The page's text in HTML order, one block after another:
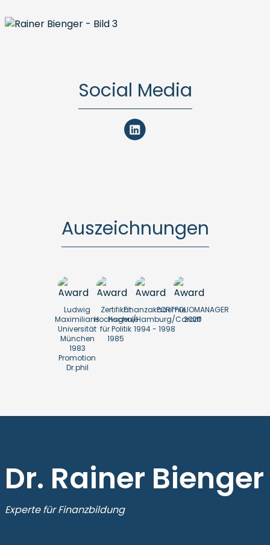
Social Media
Auszeichnungen
Ludwig
Maximilians
Universität
München
1983
Promotion
Dr.phil
Zertifikat
Hochschule
für Politik
1985
Finanzakademie
Hagen/Hamburg/Cardiff
1994 - 1998
PORTFOLIOMANAGER
2020
Dr. Rainer Bienger
Experte für Finanzbildung